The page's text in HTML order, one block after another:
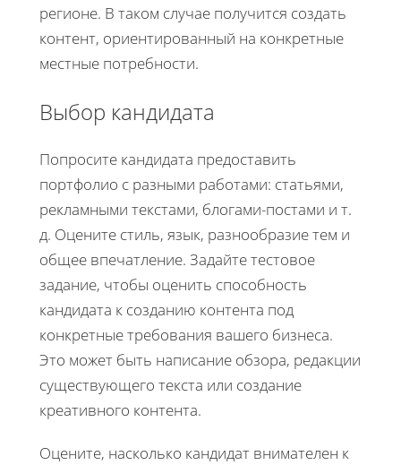
регионе. В таком случае получится создать
контент, ориентированный на конкретные
местные потребности.
Выбор кандидата
Попросите кандидата предоставить
портфолио с разными работами: статьями,
рекламными текстами, блогами-постами и т.
д. Оцените стиль, язык, разнообразие тем и
общее впечатление. Задайте тестовое
задание, чтобы оценить способность
кандидата к созданию контента под
конкретные требования вашего бизнеса.
Это может быть написание обзора, редакции
существующего текста или создание
креативного контента.
Оцените, насколько кандидат внимателен к